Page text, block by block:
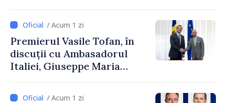
Uygar Mustafa Sertel
/ Acum 1 zi
Premierul Vasile Tofan, în
discuții cu Ambasadorul
Italiei, Giuseppe Maria
/ Acum 1 zi